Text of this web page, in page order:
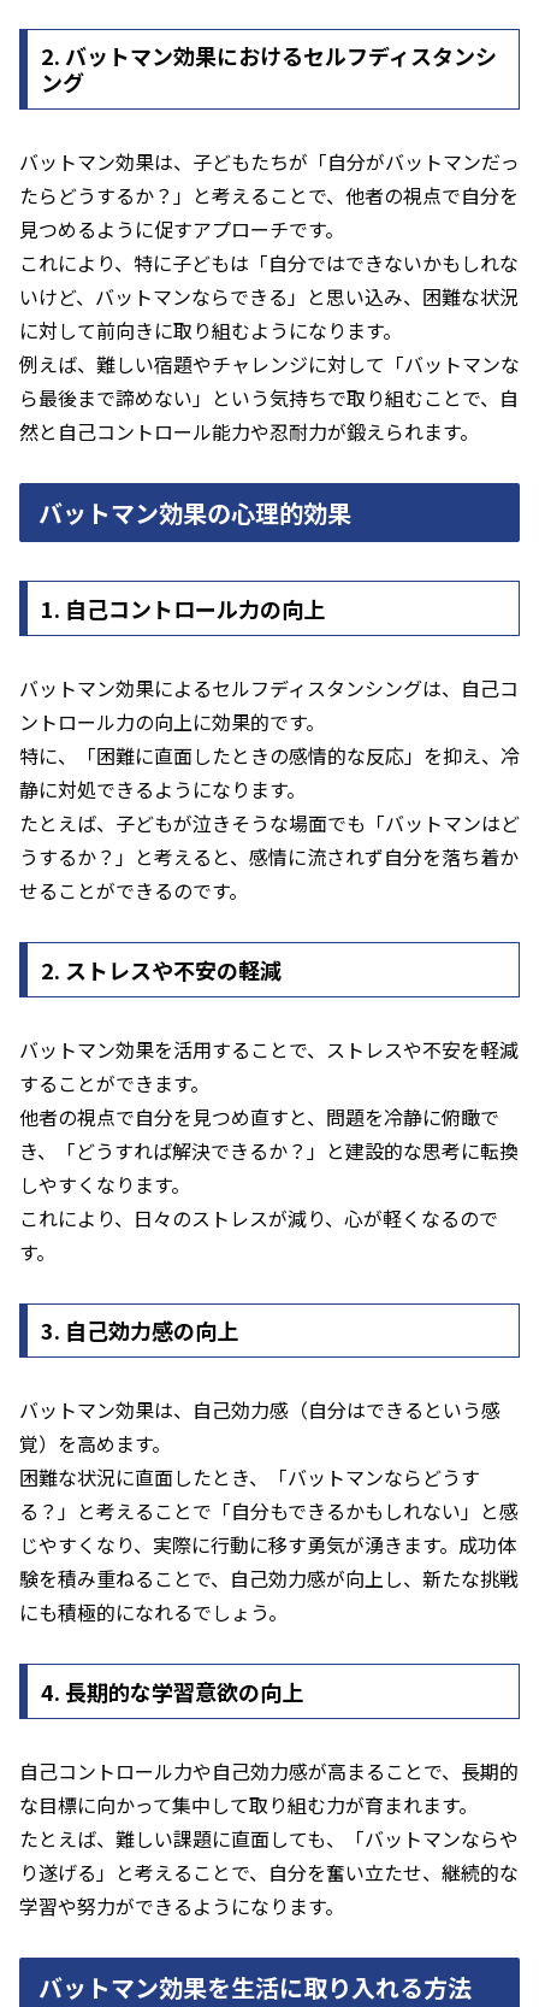
2. バットマン効果におけるセルフディスタンシ
ング
バットマン効果は、子どもたちが「自分がバットマンだっ
たらどうするか？」と考えることで、他者の視点で自分を
見つめるように促すアプローチです。
これにより、特に子どもは「自分ではできないかもしれな
いけど、バットマンならできる」と思い込み、困難な状況
に対して前向きに取り組むようになります。
例えば、難しい宿題やチャレンジに対して「バットマンな
ら最後まで諦めない」という気持ちで取り組むことで、自
然と自己コントロール能力や忍耐力が鍛えられます。
バットマン効果の心理的効果
1. 自己コントロール力の向上
バットマン効果によるセルフディスタンシングは、自己コ
ントロール力の向上に効果的です。
特に、「困難に直面したときの感情的な反応」を抑え、冷
静に対処できるようになります。
たとえば、子どもが泣きそうな場面でも「バットマンはど
うするか？」と考えると、感情に流されず自分を落ち着か
せることができるのです。
2. ストレスや不安の軽減
バットマン効果を活用することで、ストレスや不安を軽減
することができます。
他者の視点で自分を見つめ直すと、問題を冷静に俯瞰で
き、「どうすれば解決できるか？」と建設的な思考に転換
しやすくなります。
これにより、日々のストレスが減り、心が軽くなるので
す。
3. 自己効力感の向上
バットマン効果は、自己効力感（自分はできるという感
覚）を高めます。
困難な状況に直面したとき、「バットマンならどうす
る？」と考えることで「自分もできるかもしれない」と感
じやすくなり、実際に行動に移す勇気が湧きます。成功体
験を積み重ねることで、自己効力感が向上し、新たな挑戦
にも積極的になれるでしょう。
4. 長期的な学習意欲の向上
自己コントロール力や自己効力感が高まることで、長期的
な目標に向かって集中して取り組む力が育まれます。
たとえば、難しい課題に直面しても、「バットマンならや
り遂げる」と考えることで、自分を奮い立たせ、継続的な
学習や努力ができるようになります。
バットマン効果を生活に取り入れる方法